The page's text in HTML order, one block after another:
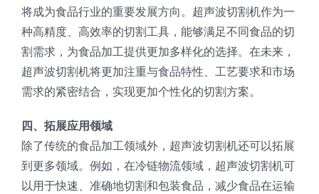
将成为食品行业的重要发展方向。超声波切割机作为一
种高精度、高效率的切割工具，能够满足不同食品的切
割需求，为食品加工提供更加多样化的选择。在未来，
超声波切割机将更加注重与食品特性、工艺要求和市场
需求的紧密结合，实现更加个性化的切割方案。
四、拓展应用领域
除了传统的食品加工领域外，超声波切割机还可以拓展
到更多领域。例如，在冷链物流领域，超声波切割机可
以用于快速、准确地切割和包装食品，减少食品在运输